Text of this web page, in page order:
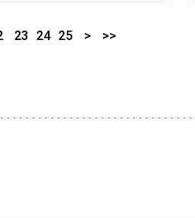
23 24 25 > >>